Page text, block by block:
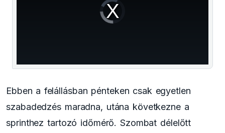
Video
Player
is
loading.
Ebben a felállásban pénteken csak egyetlen
szabadedzés maradna, utána következne a
sprinthez tartozó időmérő. Szombat délelőtt